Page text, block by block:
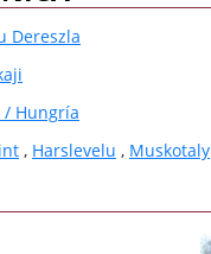
/ Galicia
/ Islas
/ Rioja
los países
/ Galicia
/ Islas
/ Rioja
los países
Dereszla
/ Hungría
, Harslevelu , Muskotaly